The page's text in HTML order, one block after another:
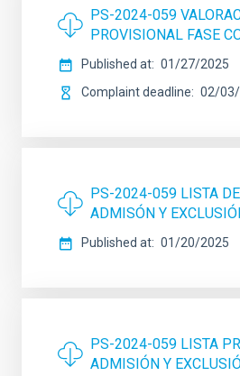
PS-2024-059
PROVISIONAL FASE
Published at
01/27/2025
Complaint deadline
02/
PS-2024-059 LISTA
ADMISÓN Y
Published at 01/20/2025
PS-2024-059 LISTA
ADMISIÓN Y